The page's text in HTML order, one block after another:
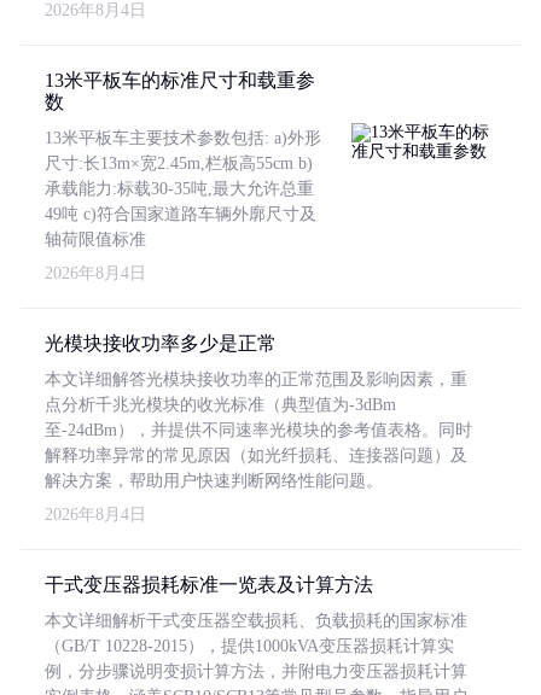
2026年8月4日
13米平板车的标准尺寸和载重参
数
13米平板车主要技术参数包括: a)外形
尺寸:长13m×宽2.45m,栏板高55cm b)
承载能力:标载30-35吨,最大允许总重
49吨 c)符合国家道路车辆外廓尺寸及
轴荷限值标准
2026年8月4日
光模块接收功率多少是正常
本文详细解答光模块接收功率的正常范围及影响因素，重
点分析千兆光模块的收光标准（典型值为-3dBm
至-24dBm），并提供不同速率光模块的参考值表格。同时
解释功率异常的常见原因（如光纤损耗、连接器问题）及
解决方案，帮助用户快速判断网络性能问题。
2026年8月4日
干式变压器损耗标准一览表及计算方法
本文详细解析干式变压器空载损耗、负载损耗的国家标准
（GB/T 10228-2015），提供1000kVA变压器损耗计算实
例，分步骤说明变损计算方法，并附电力变压器损耗计算